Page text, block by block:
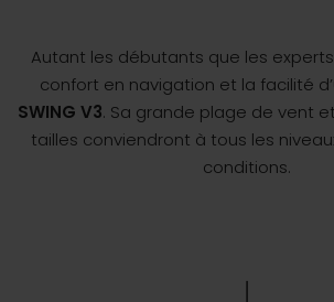
Autant les débutants que les
confort en navigation et la facilité
SWING V3. Sa grande plage de vent
tailles conviendront à tous les
conditions.